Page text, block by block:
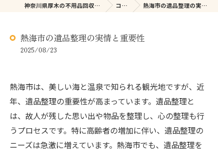
神奈川県厚木の不用品回収ならBRIDGE コラム 熱海市の遺品整理の実情と重要性
熱海市の遺品整理の実情と重要性
2025/08/23
熱海市は、美しい海と温泉で知られる観光地ですが、近
年、遺品整理の重要性が高まっています。遺品整理と
は、故人が残した思い出や物品を整理し、心の整理も行
うプロセスです。特に高齢者の増加に伴い、遺品整理の
ニーズは急激に増えています。熱海市でも、遺品整理を